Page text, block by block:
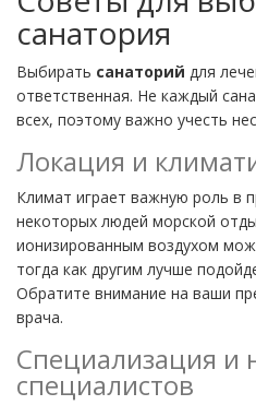
санатория
Выбирать санаторий для
ответственная. Не каждый
всех, поэтому важно учесть
Локация и
Климат играет важную роль в
некоторых людей морской
ионизированным воздухом
тогда как другим лучше
Обратите внимание на ваши
врача.
Специализация и
специалистов